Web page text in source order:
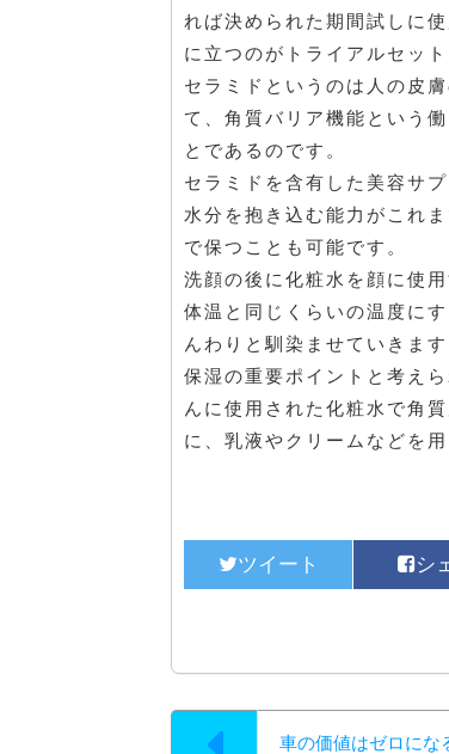
れば決められた期間試しに
に立つのがトライアルセット
セラミドというのは人の皮
て、角質バリア機能という
とであるのです。
セラミドを含有した美容サ
水分を抱き込む能力がこれ
で保つことも可能です。
洗顔の後に化粧水を顔に使
体温と同じくらいの温度に
んわりと馴染ませていきます
保湿の重要ポイントと考え
んに使用された化粧水で角
に、乳液やクリームなどを
車の価値はゼロにな